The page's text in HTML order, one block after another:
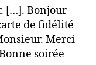
[…]. Bonjour
de fidélité
Merci
soirée